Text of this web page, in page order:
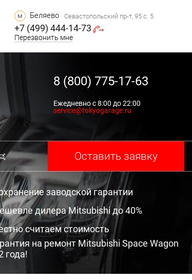
м Беляево Севастопольский пр-т, 95 с. 5
+7 (499) 444-14-73
Перезвонить мне
8 (800) 775-17-63
Ежедневно с 8:00 до 22:00
service@tokyogarage.ru
Оставить заявку
заводской гарантии
дилера Mitsubishi до 40%
считаем стоимость
на ремонт Mitsubishi Space Wagon
года!